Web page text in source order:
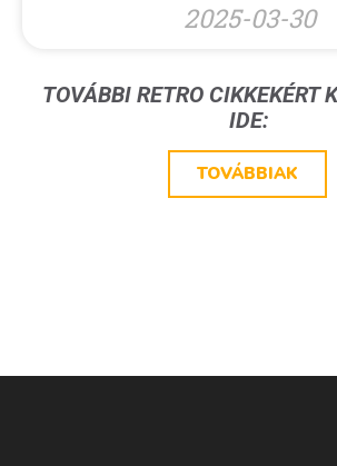
2025-03-30
TOVÁBBI RETRO CIKKEKÉRT
IDE:
TOVÁBBIAK